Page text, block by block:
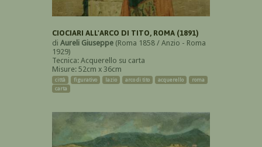
CIOCIARI ALL'ARCO DI TITO, ROMA (1891)
di Aureli Giuseppe (Roma 1858 / Anzio - Roma
1929)
Tecnica: Acquerello su carta
Misure: 52cm x 36cm
città figurativo lazio arco di tito acquerello
roma
carta